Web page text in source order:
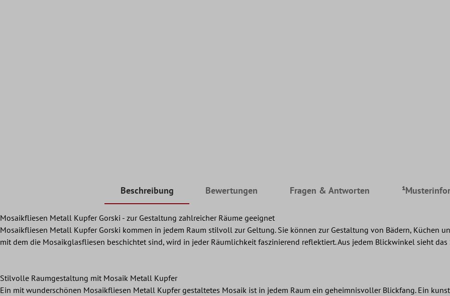
Beschreibung Bewertungen Fragen & Antworten
Mosaikfliesen Metall Kupfer Gorski - zur Gestaltung zahlreicher Räume geeignet
Mosaikfliesen Metall Kupfer Gorski kommen in jedem Raum stilvoll zur Geltung. Sie können zur Gestaltung von Bädern, Küchen
mit dem die Mosaikglasfliesen beschichtet sind, wird in jeder Räumlichkeit faszinierend reflektiert. Aus jedem Blickwinkel sieht
Stilvolle Raumgestaltung mit Mosaik Metall Kupfer
Ein mit wunderschönen Mosaikfliesen Metall Kupfer gestaltetes Mosaik ist in jedem Raum ein geheimnisvoller Blickfang. Ein